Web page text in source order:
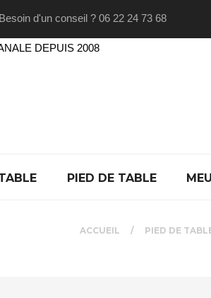
Besoin d'un conseil ? 06 22 24 73 68
PIED DE TABLE
ACCUEIL PIED DE
DEPUIS 2008